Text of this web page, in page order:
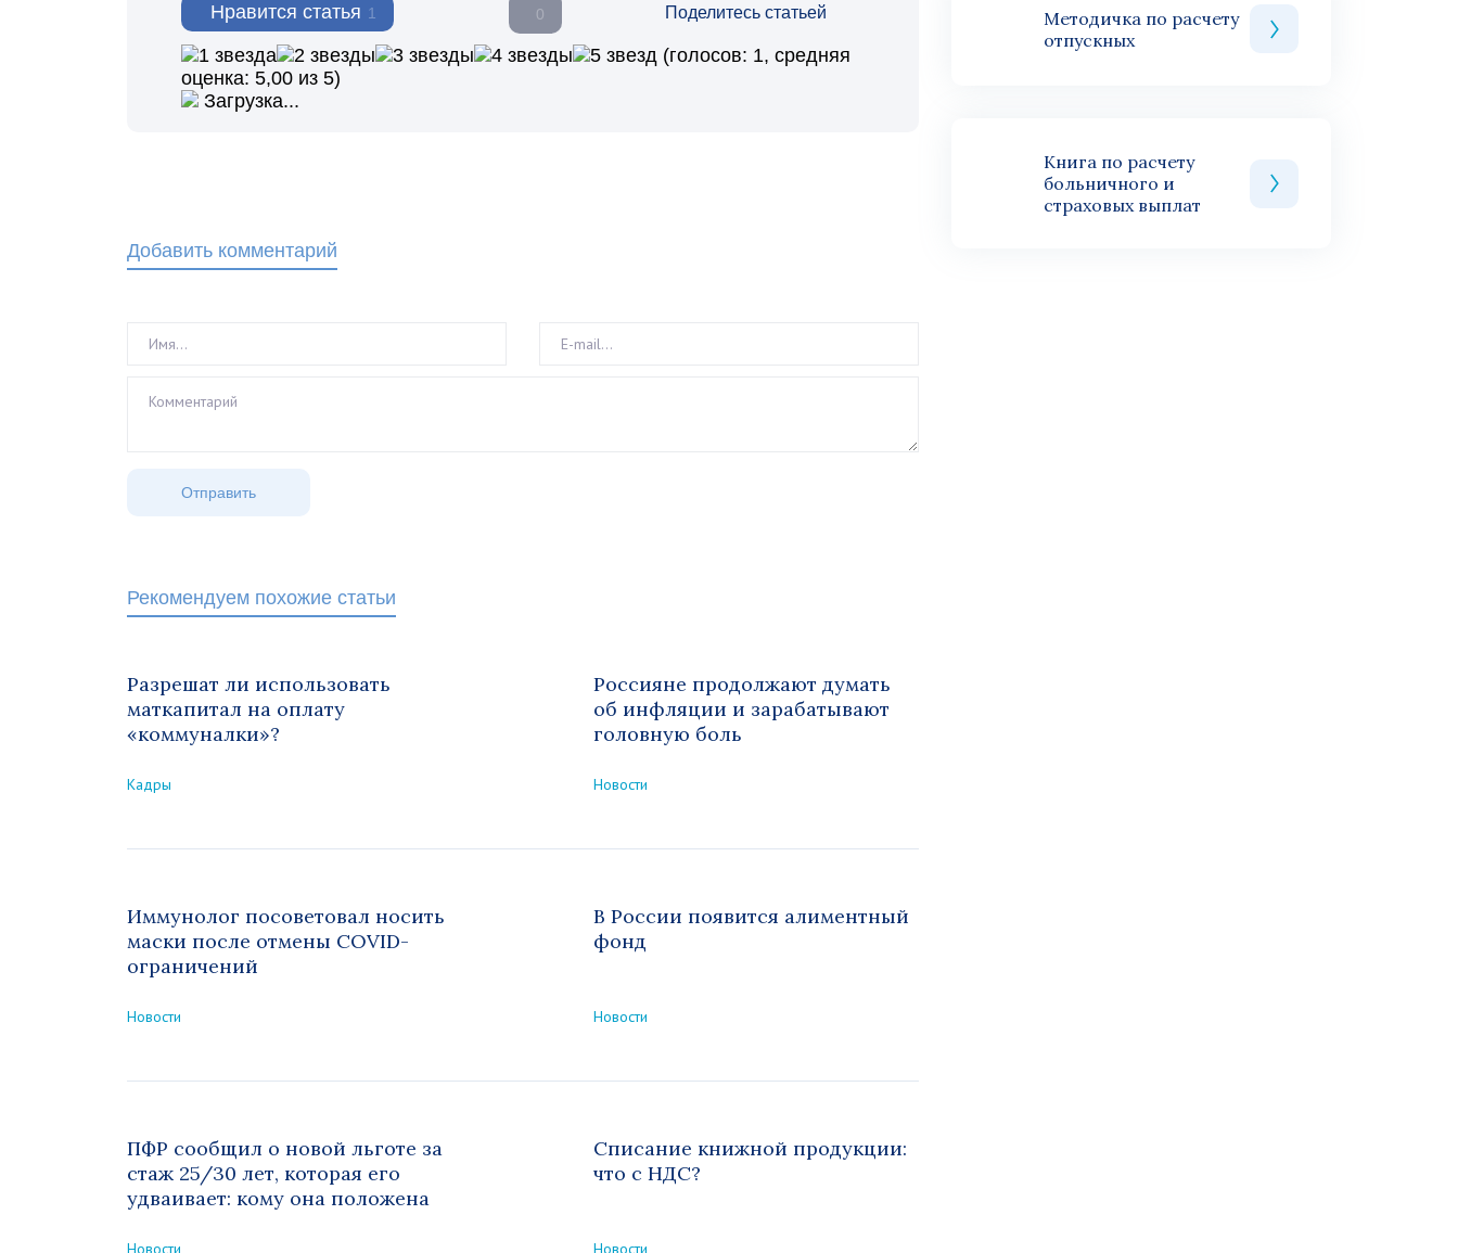
Нравится статья 1 0 Поделитесь статьей
(голосов: 1, средняя
оценка: 5,00 из 5)
Загрузка...
Добавить комментарий
Рекомендуем похожие статьи
Разрешат ли использовать
маткапитал на оплату
«коммуналки»?
Кадры
Россияне продолжают думать
об инфляции и зарабатывают
головную боль
Новости
Иммунолог посоветовал носить
маски после отмены COVID-
ограничений
Новости
В России появится алиментный
фонд
Новости
ПФР сообщил о новой льготе за
стаж 25/30 лет, которая его
удваивает: кому она положена
Новости
Списание книжной продукции:
что с НДС?
Новости
Методичка по расчету
отпускных
Книга по расчету
больничного и
страховых выплат